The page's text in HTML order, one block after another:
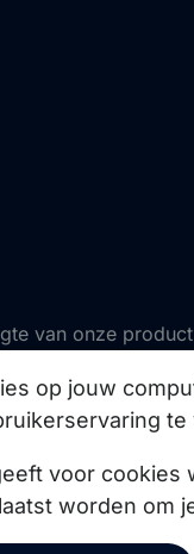
van onze
op jouw
voor
worden om